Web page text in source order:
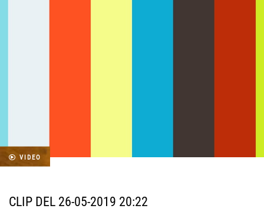
VIDEO
CLIP DEL 26-05-2019 20:22